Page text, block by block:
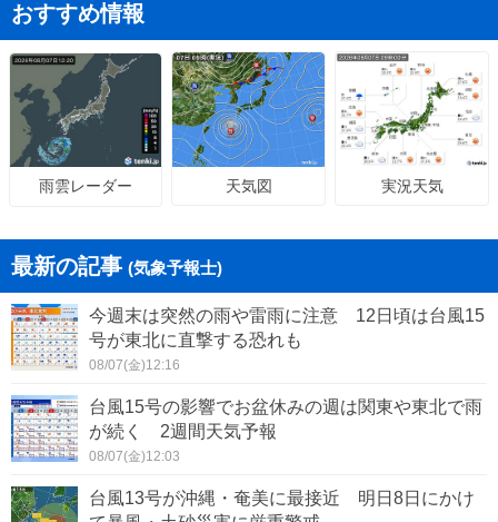
おすすめ情報
雨雲レーダー 天気図 実況天気
最新の記事 (気象予報士)
今週末は突然の雨や雷雨に注意 12日頃は台風15
号が東北に直撃する恐れも
08/07(金)12:16
台風15号の影響でお盆休みの週は関東や東北で雨
が続く 2週間天気予報
08/07(金)12:03
台風13号が沖縄・奄美に最接近 明日8日にかけ